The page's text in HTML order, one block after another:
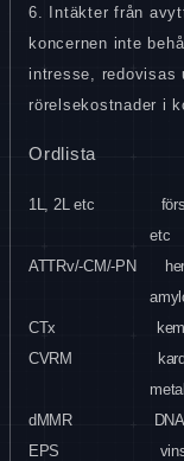
6. Intäkter från
koncernen inte
intresse, redovisas
rörelsekostnader i
Ordlista
1L, 2L etc
etc
ATTRv/-CM/-PN
CTx
CVRM
dMMR
EPS